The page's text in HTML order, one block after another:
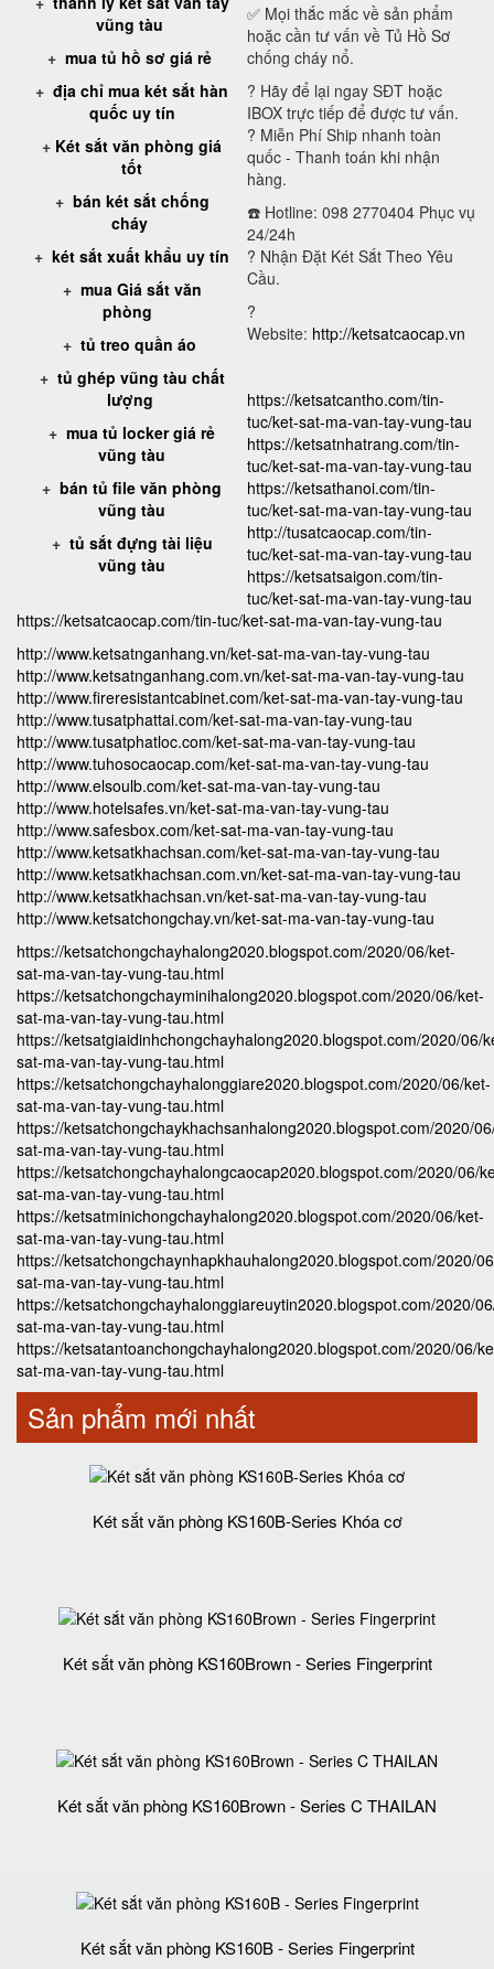
vũng tàu
+ mua tủ hồ sơ giá rẻ
+ địa chỉ mua két sắt hàn
quốc uy tín
+ Két sắt văn phòng giá
tốt
+ bán két sắt chống
cháy
+ két sắt xuất khẩu uy tín
+ mua Giá sắt văn
phòng
+ tủ treo quần áo
+ tủ ghép vũng tàu chất
lượng
+ mua tủ locker giá rẻ
vũng tàu
+ bán tủ file văn phòng
vũng tàu
+ tủ sắt đựng tài liệu
vũng tàu
✅ Mọi thắc mắc về sản phẩm
hoặc cần tư vấn về Tủ Hồ Sơ
chống cháy nổ.
? Hãy để lại ngay SĐT hoặc
IBOX trực tiếp để được tư vấn.
? Miễn Phí Ship nhanh toàn
quốc - Thanh toán khi nhận
hàng.
☎️ Hotline: 098 2770404 Phục vụ
24/24h
? Nhận Đặt Két Sắt Theo Yêu
Cầu.
?
Website: http://ketsatcaocap.vn
https://ketsatcantho.com/tin-
tuc/ket-sat-ma-van-tay-vung-tau
https://ketsatnhatrang.com/tin-
tuc/ket-sat-ma-van-tay-vung-tau
https://ketsathanoi.com/tin-
tuc/ket-sat-ma-van-tay-vung-tau
http://tusatcaocap.com/tin-
tuc/ket-sat-ma-van-tay-vung-tau
https://ketsatsaigon.com/tin-
tuc/ket-sat-ma-van-tay-vung-tau
https://ketsatcaocap.com/tin-tuc/ket-sat-ma-van-tay-vung-tau
http://www.ketsatnganhang.vn/ket-sat-ma-van-tay-vung-tau
http://www.ketsatnganhang.com.vn/ket-sat-ma-van-tay-vung-tau
http://www.fireresistantcabinet.com/ket-sat-ma-van-tay-vung-tau
http://www.tusatphattai.com/ket-sat-ma-van-tay-vung-tau
http://www.tusatphatloc.com/ket-sat-ma-van-tay-vung-tau
http://www.tuhosocaocap.com/ket-sat-ma-van-tay-vung-tau
http://www.elsoulb.com/ket-sat-ma-van-tay-vung-tau
http://www.hotelsafes.vn/ket-sat-ma-van-tay-vung-tau
http://www.safesbox.com/ket-sat-ma-van-tay-vung-tau
http://www.ketsatkhachsan.com/ket-sat-ma-van-tay-vung-tau
http://www.ketsatkhachsan.com.vn/ket-sat-ma-van-tay-vung-tau
http://www.ketsatkhachsan.vn/ket-sat-ma-van-tay-vung-tau
http://www.ketsatchongchay.vn/ket-sat-ma-van-tay-vung-tau
https://ketsatchongchayhalong2020.blogspot.com/2020/06/ket-
sat-ma-van-tay-vung-tau.html
https://ketsatchongchayminihalong2020.blogspot.com/2020/06/ket-
sat-ma-van-tay-vung-tau.html
https://ketsatgiaidinhchongchayhalong2020.blogspot.com/2020/06/
sat-ma-van-tay-vung-tau.html
https://ketsatchongchayhalonggiare2020.blogspot.com/2020/06/ket-
sat-ma-van-tay-vung-tau.html
https://ketsatchongchaykhachsanhalong2020.blogspot.com/2020/
sat-ma-van-tay-vung-tau.html
https://ketsatchongchayhalongcaocap2020.blogspot.com/2020/06/
sat-ma-van-tay-vung-tau.html
https://ketsatminichongchayhalong2020.blogspot.com/2020/06/ket-
sat-ma-van-tay-vung-tau.html
https://ketsatchongchaynhapkhauhalong2020.blogspot.com/2020/
sat-ma-van-tay-vung-tau.html
https://ketsatchongchayhalonggiareuytin2020.blogspot.com/2020/
sat-ma-van-tay-vung-tau.html
https://ketsatantoanchongchayhalong2020.blogspot.com/2020/06/
sat-ma-van-tay-vung-tau.html
Sản phẩm mới nhất
Két sắt văn phòng KS160B-Series Khóa cơ
Két sắt văn phòng KS160Brown - Series Fingerprint
Két sắt văn phòng KS160Brown - Series C THAILAN
Két sắt văn phòng KS160B - Series Fingerprint